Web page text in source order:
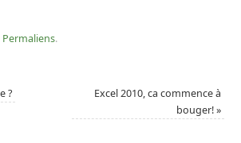
Permaliens.
?
Excel 2010, ca commence à
bouger!»